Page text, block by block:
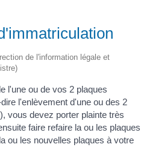
de l'information légale et
l'une ou de vos 2 plaques
l'enlèvement d'une ou des 2
vous devez porter plainte très
faire refaire la ou les plaques
ou les nouvelles plaques à votre